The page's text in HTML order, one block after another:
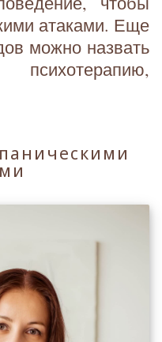
атаками. Еще
можно назвать
психотерапию,